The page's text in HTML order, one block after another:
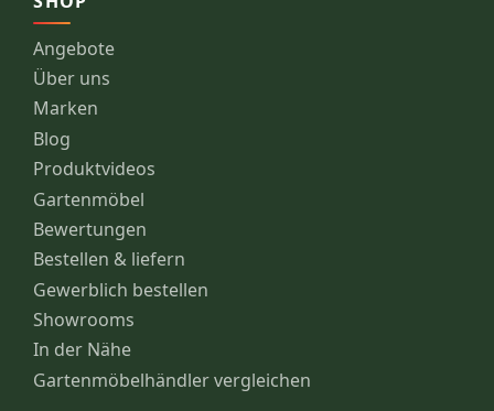
Angebote
Über uns
Marken
Blog
Produktvideos
Gartenmöbel
Bewertungen
Bestellen & liefern
Gewerblich bestellen
Showrooms
In der Nähe
Gartenmöbelhändler vergleichen